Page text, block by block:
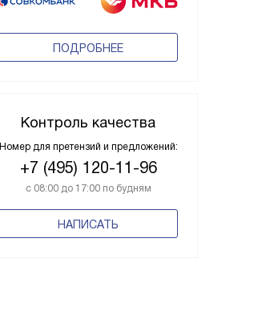
ПОДРОБНЕЕ
Контроль качества
Номер для претензий и предложений:
+7 (495) 120-11-96
с 08:00 до 17:00 по будням
НАПИСАТЬ